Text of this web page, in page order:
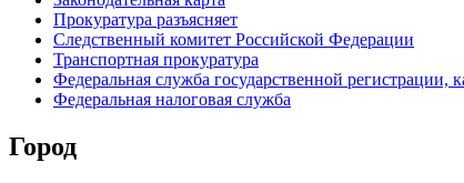
Прокуратура разъясняет
Следственный комитет Российской Федерации
Транспортная прокуратура
Федеральная служба государственной регистрации,
Федеральная налоговая служба
Город